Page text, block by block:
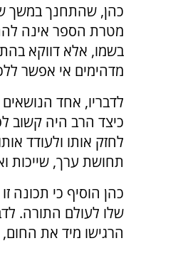
כהן, שהתחנך במשך
מטרת הספר אינה
בשמו, אלא דווקא
מדהימים אי אפשר
לדבריו, אחד
כיצד הרב היה קשוב
לחזק אותו ולעודד
תחושת ערך, שייכות
כהן הוסיף כי
שלו לעולם התורה.
הרגישו מיד את